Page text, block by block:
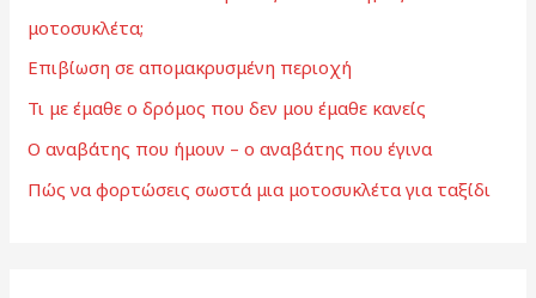
σ
η
γ
ι
μοτοσυκλέτα;
Επιβίωση σε απομακρυσμένη περιοχή
Τι με έμαθε ο δρόμος που δεν μου έμαθε κανείς
Ο αναβάτης που ήμουν – ο αναβάτης που έγινα
Πώς να φορτώσεις σωστά μια μοτοσυκλέτα για ταξίδι